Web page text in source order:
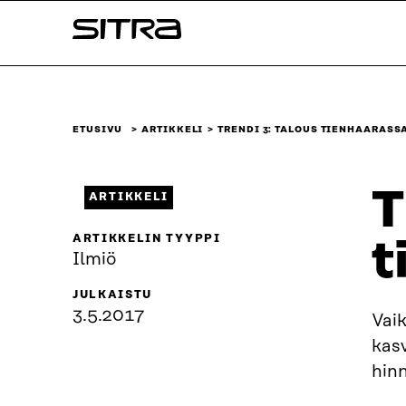
sisältöön
Sitra
ETUSIVU ARTIKKELI TRENDI 3: TALOUS
ARTIKKELI
ARTIKKELIN TYYPPI
Ilmiö
JULKAISTU
3.5.2017